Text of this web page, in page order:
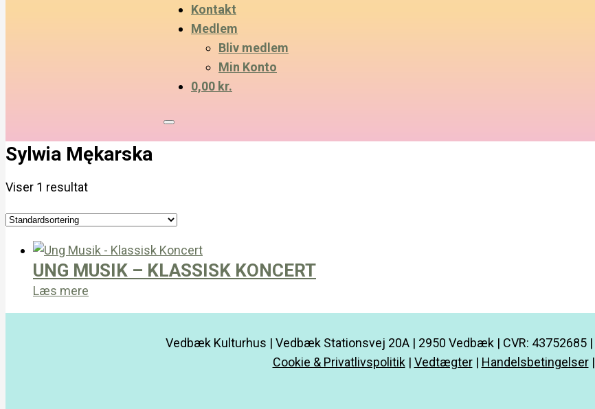
Kontakt
Medlem
Bliv medlem
Min Konto
0,00 kr.
Sylwia Mękarska
Viser 1 resultat
UNG MUSIK – KLASSISK KONCERT
Læs mere
Vedbæk Kulturhus | Vedbæk Stationsvej 20A | 2950 Vedbæk | CVR: 43752685 |
Cookie & Privatlivspolitik| Vedtægter| Handelsbetingelser|